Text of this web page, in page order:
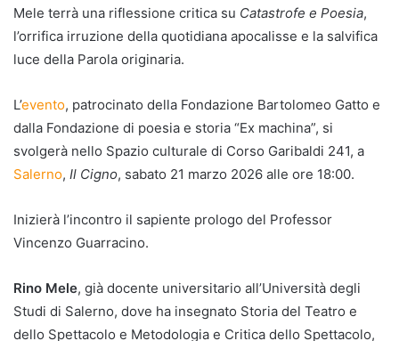
Mele terrà una riflessione critica su Catastrofe e Poesia,
l’orrifica irruzione della quotidiana apocalisse e la salvifica
luce della Parola originaria.
L’evento, patrocinato della Fondazione Bartolomeo Gatto e
dalla Fondazione di poesia e storia “Ex machina”, si
svolgerà nello Spazio culturale di Corso Garibaldi 241, a
Salerno, Il Cigno, sabato 21 marzo 2026 alle ore 18:00.
Inizierà l’incontro il sapiente prologo del Professor
Vincenzo Guarracino.
Rino Mele, già docente universitario all’Università degli
Studi di Salerno, dove ha insegnato Storia del Teatro e
dello Spettacolo e Metodologia e Critica dello Spettacolo,